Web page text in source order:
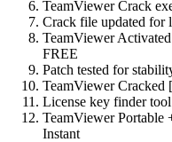
TeamViewer Crack
Crack file updated for
TeamViewer
FREE
Patch tested for
TeamViewer
License key finder
TeamViewer
Instant